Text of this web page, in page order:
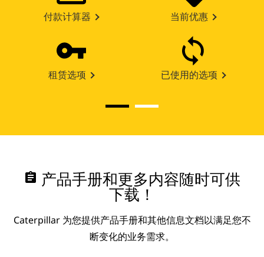
付款计算器 当前优惠
租赁选项 已使用的选项
assignment 产品手册和更多内容随时可供
下载！
Caterpillar 为您提供产品手册和其他信息文档以满足您不
断变化的业务需求。